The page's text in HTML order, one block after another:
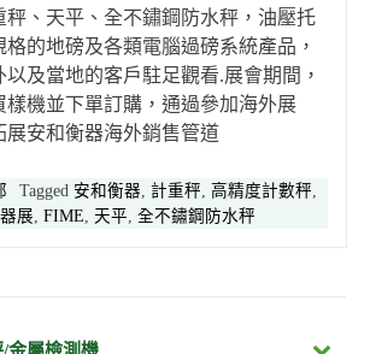
秤、天平、全不鏽鋼防水秤，油壓托
的地磅及各類電腦過磅系統產品，
及當地的客戶駐足觀看.展會期間，
樣機並下單訂購，通過參加海外展
展安和衡器海外銷售管道
Tagged 安和衡器 計重秤 高精度計數秤
展 FIME 天平 全不鏽鋼防水秤
金屬檢測機